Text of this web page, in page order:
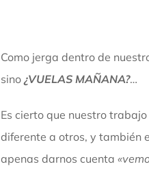
Como jerga dentro de
sino ¿VUELAS MAÑANA?…
Es cierto que nuestro trabajo
diferente a otros, y también
apenas darnos cuenta